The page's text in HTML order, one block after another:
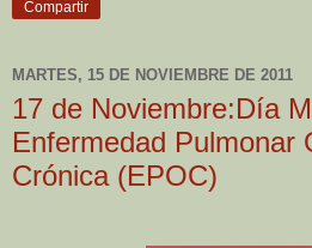
Compartir
MARTES, 15 DE NOVIEMBRE DE 2011
17 de Noviembre:Día
Enfermedad Pulmonar
Crónica (EPOC)